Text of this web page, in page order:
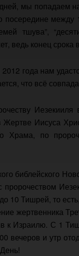
мы попадаем
посередине
тшува”,
ведь конец
года нам
что всё
Жертве Иисуса
Храма, по
библейского
10 Тишрей, то
жертвенника
к Израилю. С 1
вечеров и утр